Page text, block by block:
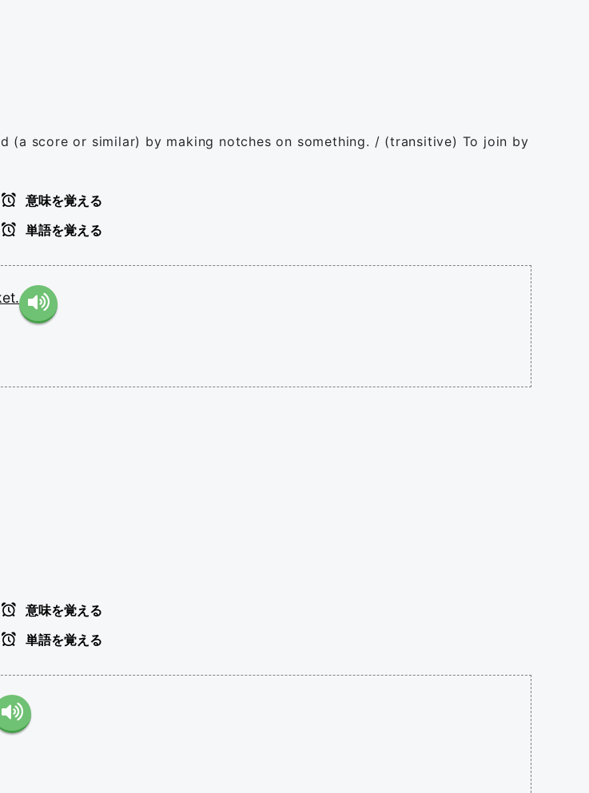
score or similar) by making notches on something. / (transitive) To join by
意味を覚える
単語を覚える
意味を覚える
単語を覚える